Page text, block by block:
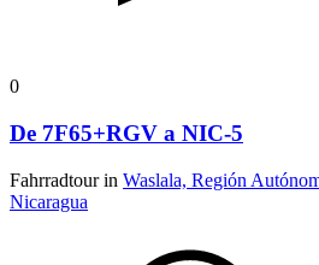
0
De 7F65+RGV a NIC-5
Fahrradtour in Waslala, Región
Nicaragua